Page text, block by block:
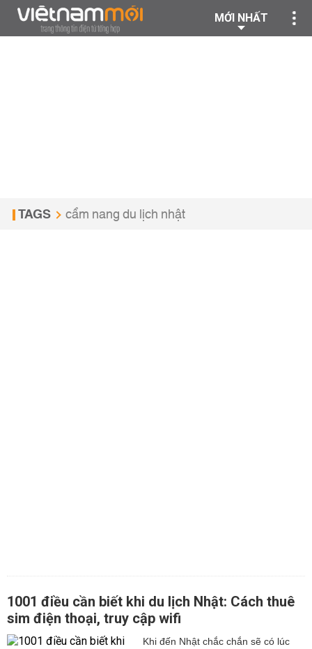
MỚI NHẤT
TAGS cẩm nang du lịch nhật
1001 điều cần biết khi du lịch Nhật: Cách thuê
sim điện thoại, truy cập wifi
Khi đến Nhật chắc chắn sẽ có lúc